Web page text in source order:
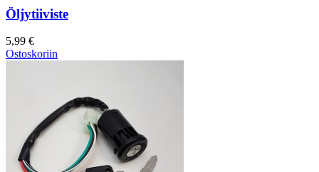
Öljytiiviste
5,99 €
Ostoskoriin